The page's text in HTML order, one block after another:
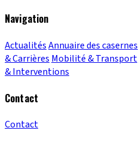
Navigation
ActualitésAnnuaire des casernes
& Carrières Mobilité & Transport
& Interventions
Contact
Contact